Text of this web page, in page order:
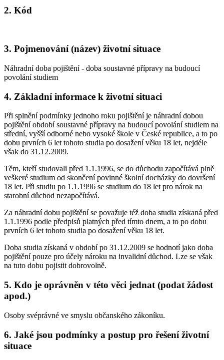
2. Kód
3. Pojmenování (název) životní situace
Náhradní doba pojištění - doba soustavné přípravy na budoucí
povolání studiem
4. Základní informace k životní situaci
Při splnění podmínky jednoho roku pojištění je náhradní dobou
pojištění období soustavné přípravy na budoucí povolání studiem na
střední, vyšší odborné nebo vysoké škole v České republice, a to po
dobu prvních 6 let tohoto studia po dosažení věku 18 let, nejdéle
však do 31.12.2009.
Těm, kteří studovali před 1.1.1996, se do důchodu započítává plně
veškeré studium od skončení povinné školní docházky do dovršení
18 let. Při studiu po 1.1.1996 se studium do 18 let pro nárok na
starobní důchod nezapočítává.
Za náhradní dobu pojištění se považuje též doba studia získaná před
1.1.1996 podle předpisů platných před tímto dnem, a to po dobu
prvních 6 let tohoto studia po dosažení věku 18 let.
Doba studia získaná v období po 31.12.2009 se hodnotí jako doba
pojištění pouze pro účely nároku na invalidní důchod. Lze se však
na tuto dobu pojistit dobrovolně.
5. Kdo je oprávněn v této věci jednat (podat žádost
apod.)
Osoby svéprávné ve smyslu občanského zákoníku.
6. Jaké jsou podmínky a postup pro řešení životní
situace